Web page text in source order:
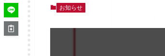
お知らせ